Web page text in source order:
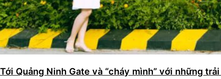
Tới Quảng Ninh Gate và “cháy mình” với những